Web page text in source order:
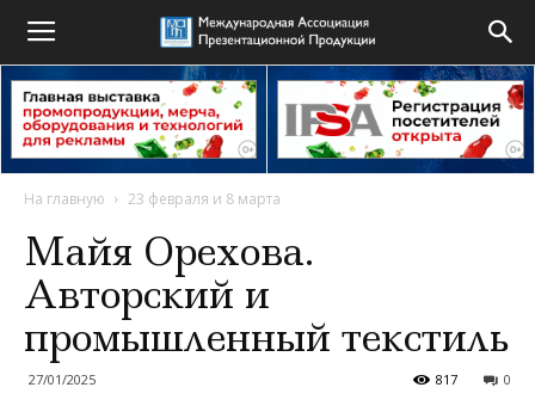
На главную 23 февраля и 8 марта
Майя Орехова.
Авторский и
промышленный текстиль
27/01/2025 0
817